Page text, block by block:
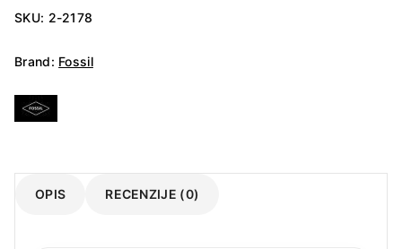
sat
SKU: 2-2178
Brand: Fossil
OPIS RECENZIJE (0)